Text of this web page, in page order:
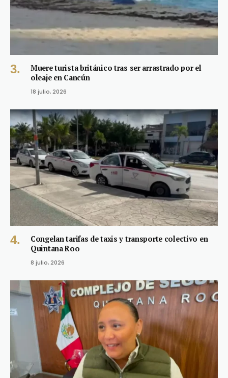
Muere turista británico tras ser arrastrado por el
oleaje en Cancún
18 julio, 2026
Congelan tarifas de taxis y transporte colectivo en
Quintana Roo
8 julio, 2026